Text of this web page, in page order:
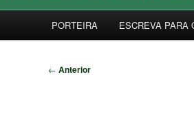
PORTEIRA ESCREVA PARA
Navegação
← Anterior